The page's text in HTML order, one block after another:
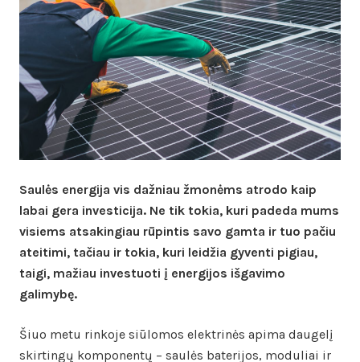
Saulės energija vis dažniau žmonėms atrodo kaip
labai gera investicija. Ne tik tokia, kuri padeda mums
visiems atsakingiau rūpintis savo gamta ir tuo pačiu
ateitimi, tačiau ir tokia, kuri leidžia gyventi pigiau,
taigi, mažiau investuoti į energijos išgavimo
galimybę.
Šiuo metu rinkoje siūlomos elektrinės apima daugelį
skirtingų komponentų – saulės baterijos, moduliai ir